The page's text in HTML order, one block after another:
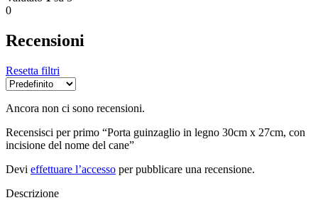
0
Recensioni
Resetta filtri
Ancora non ci sono recensioni.
Recensisci per primo “Porta guinzaglio in legno 30cm x 27cm, con
incisione del nome del cane”
Devi effettuare l’accesso per pubblicare una recensione.
Descrizione